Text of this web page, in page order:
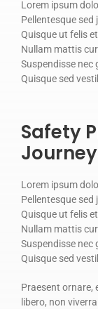
Lorem ipsum
Pellentesque
Quisque ut felis
Nullam mattis
Suspendisse nec
Quisque sed
Safety
Lorem ipsum
Pellentesque
Quisque ut felis
Nullam mattis
Suspendisse nec
Quisque sed
Praesent ornare,
libero, non